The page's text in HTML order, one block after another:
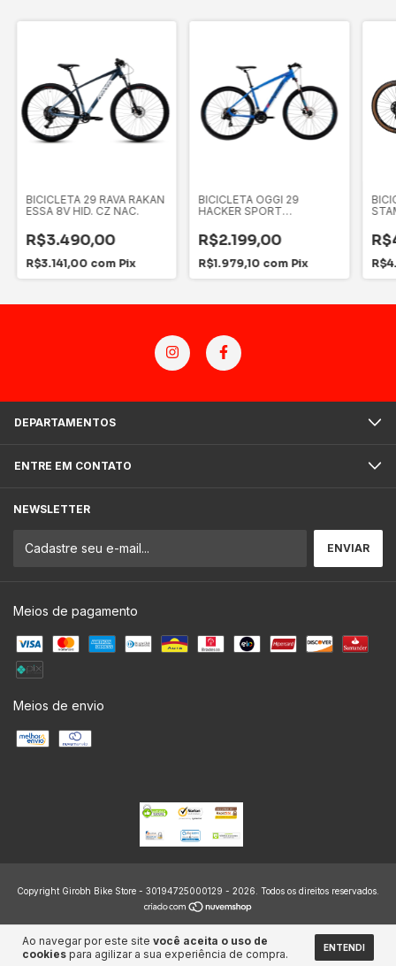
Ao navegar por este site você aceita o uso de
cookies para agilizar a sua experiência de compra. ENTENDI
BICICLETA 29 RAVA RAKAN
ESSA 8V HID. CZ NAC.
R$3.490,00
R$3.141,00 com Pix
BICICLETA OGGI 29
HACKER SPORT
R$2.199,00
R$1.979,10 com Pix
DEPARTAMENTOS
ENTRE EM CONTATO
NEWSLETTER
Meios de pagamento
Meios de envio
Copyright Girobh Bike Store - 30194725000129 - 2026. Todos os direitos reservados.